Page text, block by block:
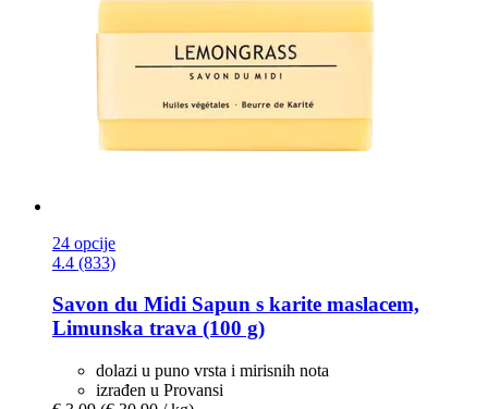
24 opcije
4.4 (833)
Savon du Midi Sapun s karite maslacem,
Limunska trava (100 g)
dolazi u puno vrsta i mirisnih nota
izrađen u Provansi